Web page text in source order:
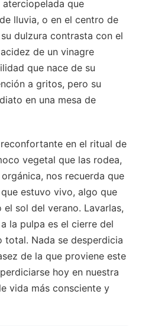
que
lluvia, o en el centro de
dulzura contrasta con el
de un vinagre
que nace de su
a gritos, pero su
en una mesa de
en el ritual de
vegetal que las rodea,
nos recuerda que
estuvo vivo, algo que
sol del verano. Lavarlas,
la pulpa es el cierre del
Nada se desperdicia
de la que proviene este
hoy en nuestra
vida más consciente y